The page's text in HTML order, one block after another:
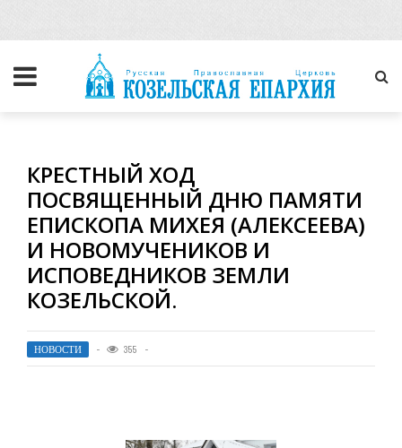
КРЕСТНЫЙ ХОД
ПОСВЯЩЕННЫЙ ДНЮ ПАМЯТИ
ЕПИСКОПА МИХЕЯ (АЛЕКСЕЕВА)
И НОВОМУЧЕНИКОВ И
ИСПОВЕДНИКОВ ЗЕМЛИ
КОЗЕЛЬСКОЙ.
НОВОСТИ 355